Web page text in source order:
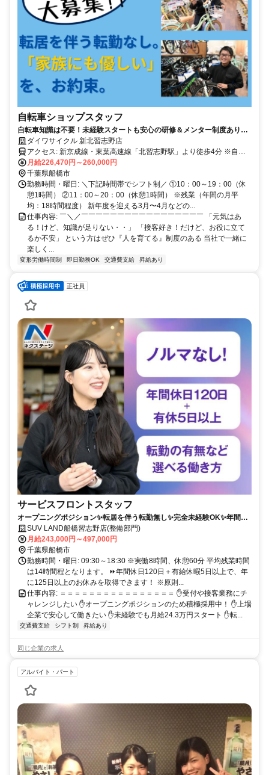
自転車ショップスタッフ
自転車知識は不要！未経験スタートも安心の研修＆メンター制度あり／
残業少なめ・ワークライフバランス充実
ダイワサイクル 新北習志野店
アクセス: 新京成線・東葉高速線「北習志野駅」より徒歩4分 ※自転
車通勤OK（無料駐輪場あり） 自転車の場合も交通費支給（規定あ
り） ※最寄駅まで自転車通勤の場合は駐輪代支給 ※マイカー通勤不
可
月給226,470円～260,000円
千葉県船橋市
勤務時間・曜日: ＼下記時間帯でシフト制／ ①10：00～19：00（休
憩1時間） ②11：00～20：00（休憩1時間） ※残業（年間の月平
均：18時間程度） 新年度を迎える3月〜4月などの...
仕事内容: ￣＼／￣￣￣￣￣￣￣￣￣￣￣￣￣￣￣￣￣ 「元気はあ
る！けど、知識が足りない・・」 「接客好き！だけど、お役に立て
るか不安」 という方はぜひ『人を育てる』制度のある 当社で一緒に
楽しく...
変形労働時間制 即日勤務OK 交通費支給 昇給あり
正社員
サービスフロントスタッフ
オープニングポジション✨転居を伴う転勤無し✨完全未経験OK✨年間休
日120日+有給休暇5日でワークライフバランスも充実❗
SUV LAND船橋習志野店(整備部門)
月給243,000円～497,000円
千葉県船橋市
勤務時間・曜日: 09:30～18:30 ※実働8時間、休憩60分 平均残業時間
は14時間程となります。 ⏩️年間休日120日＋有給休暇5日以上で、年
に125日以上のお休みを取得できます！ ※原則...
仕事内容: ＝＝＝＝＝＝＝＝＝＝＝＝＝＝＝＝ ✋受付や接客業務にチ
ャレンジしたい ✋オープニングポジションのため積極採用中！ ✋上場
企業で安心して働きたい ✋未経験でも月給24.3万円スタート ✋転...
交通費支給 シフト制 昇給あり
同じ企業の求人
アルバイト・パート